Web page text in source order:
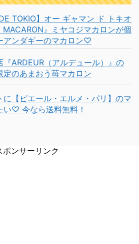
TOKIO】オー ギャマン ド トキオ
』ミヤコジマカロンが個
アンダギーのマカロン♡
『ARDEUR（アルデュール）』の
定のあまおう苺マカロン
に【ピエール・エルメ・パリ】のマ
い♡ 今なら送料無料！
ポンサーリンク